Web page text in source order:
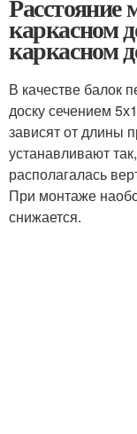
Расстояние
каркасном
каркасном
В качестве балок
доску сечением
зависят от длины
устанавливают
располагалась
При монтаже
снижается.